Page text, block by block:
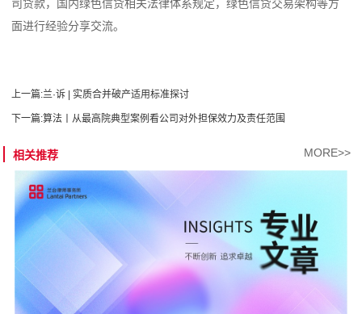
司贷款，国内绿色信贷相关法律体系规定，绿色信贷交易架构等方
面进行经验分享交流。
上一篇:兰·诉 | 实质合并破产适用标准探讨
下一篇:算法丨从最高院典型案例看公司对外担保效力及责任范围
相关推荐 MORE>>